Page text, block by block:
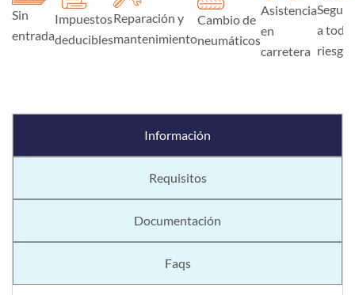
Sin
entrada
Impuestos
deducibles
Reparación y
mantenimiento
Cambio de
neumáticos
Asistencia
en
carretera
Seguro
a todo
riesgo
Información
Requisitos
Documentación
Faqs